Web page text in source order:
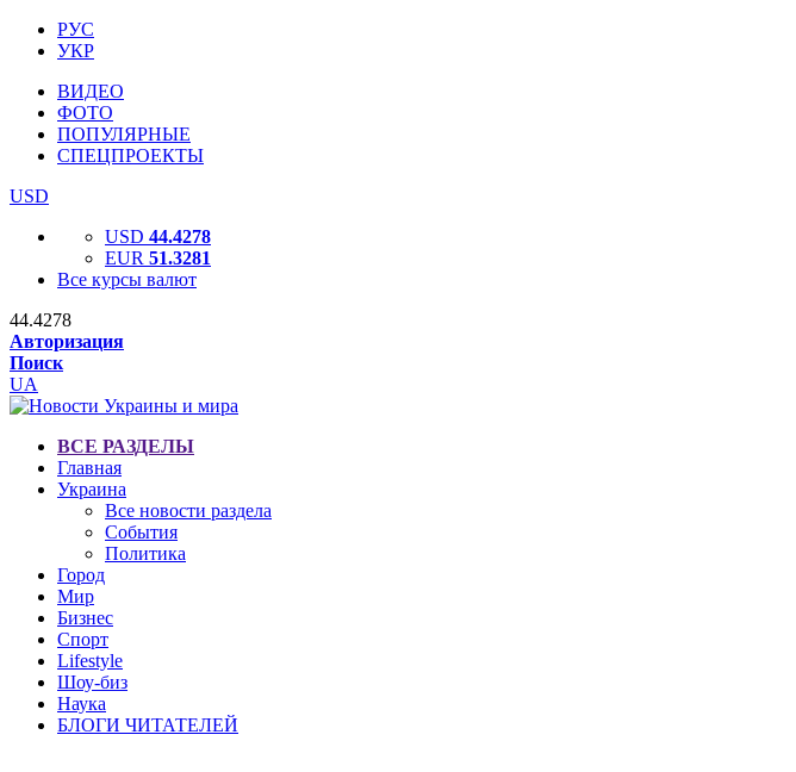
РУС
УКР
ВИДЕО
ФОТО
ПОПУЛЯРНЫЕ
СПЕЦПРОЕКТЫ
USD
USD 44.4278
EUR 51.3281
Все курсы валют
44.4278
Авторизация
Поиск
UA
ВСЕ РАЗДЕЛЫ
Главная
Украина
Все новости раздела
События
Политика
Город
Мир
Бизнес
Спорт
Lifestyle
Шоу-биз
Наука
БЛОГИ ЧИТАТЕЛЕЙ